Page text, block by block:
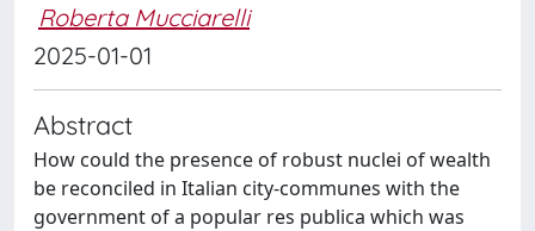
Roberta Mucciarelli
2025-01-01
Abstract
How could the presence of robust nuclei of wealth
be reconciled in Italian city-communes with the
government of a popular res publica which was